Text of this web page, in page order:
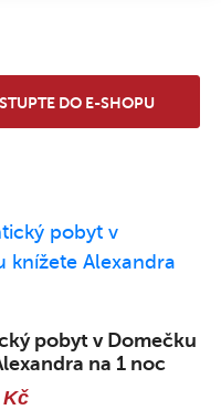
pobyt v Domečku
na 1 noc
Kč
DO E-SHOPU